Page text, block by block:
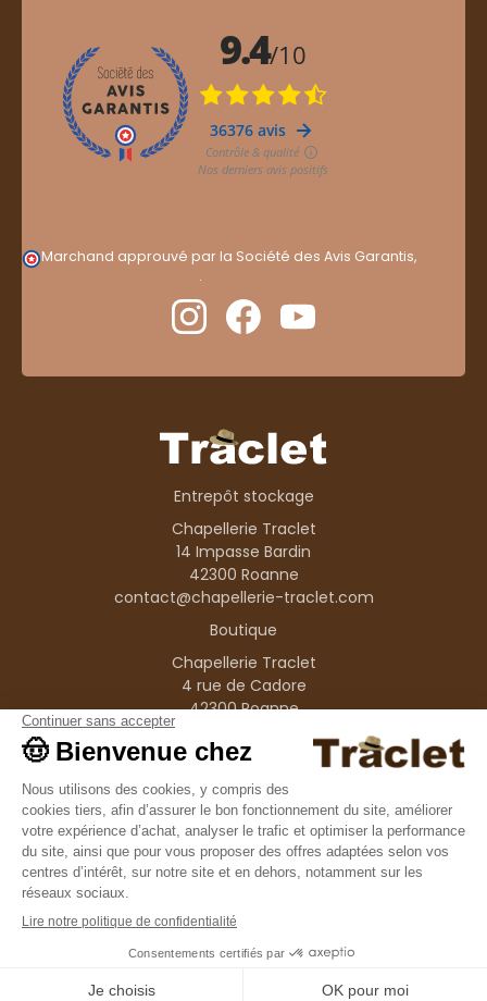
Marchand approuvé par la Société des Avis Garantis,
.
Entrepôt stockage
Chapellerie Traclet
14 Impasse Bardin
42300 Roanne
contact@chapellerie-traclet.com
Boutique
Chapellerie Traclet
4 rue de Cadore
42300 Roanne
Produits
Nos marques